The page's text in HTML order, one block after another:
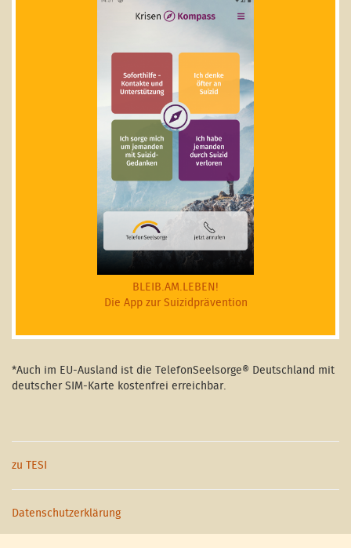
BLEIB.AM.LEBEN!
Die App zur Suizidprävention
*Auch im EU-Ausland ist die TelefonSeelsorge® Deutschland mit
deutscher SIM-Karte kostenfrei erreichbar.
zu TESI
Datenschutzerklärung